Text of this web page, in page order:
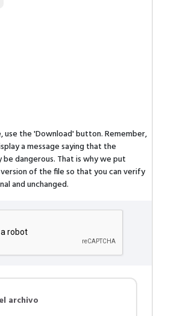
use the 'Download' button. Remember,
a message saying that the
dangerous. That is why we put
of the file so that you can verify
and unchanged.
archivo